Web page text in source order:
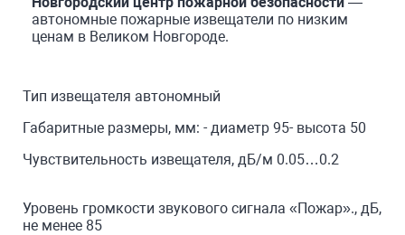
автономные пожарные извещатели по низким
ценам в Великом Новгороде.
Тип извещателя автономный
Габаритные размеры, мм: - диаметр 95- высота 50
Чувствительность извещателя, дБ/м 0.05…0.2
Уровень громкости звукового сигнала «Пожар»., дБ,
не менее 85